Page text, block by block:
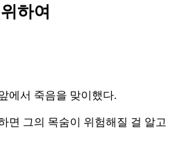
하여
에서 죽음을 맞이했다.
면 그의 목숨이 위험해질 걸 알고